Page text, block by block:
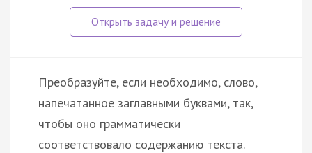
Преобразуйте, если необходимо, слово,
напечатанное заглавными буквами, так,
чтобы оно грамматически
соответствовало содержанию текста.